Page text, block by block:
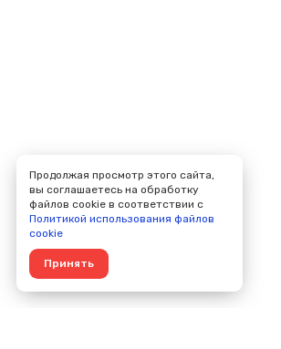
Продолжая просмотр этого сайта,
вы соглашаетесь на обработку
файлов cookie в соответствии с
Политикой использования файлов
cookie
Принять